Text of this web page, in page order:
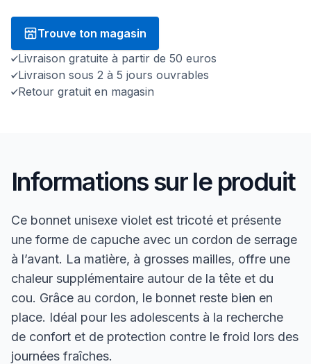
Trouve ton magasin
Livraison gratuite à partir de 50 euros
Livraison sous 2 à 5 jours ouvrables
Retour gratuit en magasin
Informations sur le produit
Ce bonnet unisexe violet est tricoté et présente
une forme de capuche avec un cordon de serrage
à l’avant. La matière, à grosses mailles, offre une
chaleur supplémentaire autour de la tête et du
cou. Grâce au cordon, le bonnet reste bien en
place. Idéal pour les adolescents à la recherche
de confort et de protection contre le froid lors des
journées fraîches.